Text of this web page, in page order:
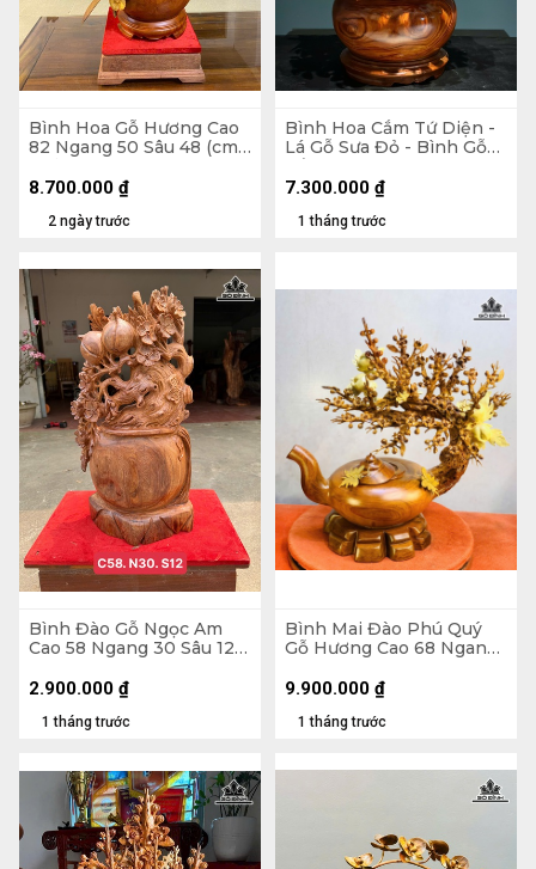
Bình Hoa Gỗ Hương Cao
82 Ngang 50 Sâu 48 (cm)
2 ngày trước
8.700.000 ₫
Bình Hoa Cắm Tứ Diện -
Lá Gỗ Sưa Đỏ - Bình Gỗ
Đường Kính 45 (cm)
1 tháng trước
7.300.000 ₫
Bình Đào Gỗ Ngọc Am
Cao 58 Ngang 30 Sâu 12
1 tháng trước
2.900.000 ₫
Bình Mai Đào Phú Quý
Gỗ Hương Cao 68 Ngang
1 tháng trước
9.900.000 ₫